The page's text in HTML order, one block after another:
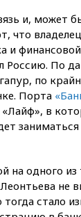
и, может
что
и
Россию. По
по
Порта
в
на одного
не
стало